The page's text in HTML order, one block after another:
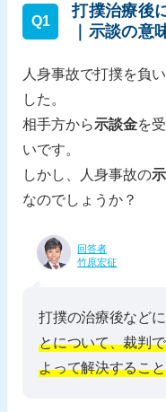
Q1
打撲治療後
｜示談の意
人身事故で打撲を負
した。
相手方から示談金を
いです。
しかし、人身事故の
なのでしょうか？
回答者
竹原宏征
打撲の治療後など
とについて、裁判
よって解決するこ